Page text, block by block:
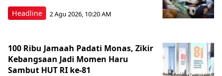
Headline 2 Agu 2026, 10:20 AM
100 Ribu Jamaah Padati Monas, Zikir
Kebangsaan Jadi Momen Haru
Sambut HUT RI ke-81